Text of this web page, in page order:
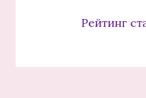
Рейтинг